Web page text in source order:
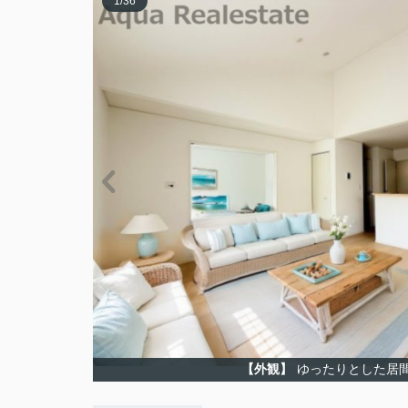
【外観】 ゆったりとした居